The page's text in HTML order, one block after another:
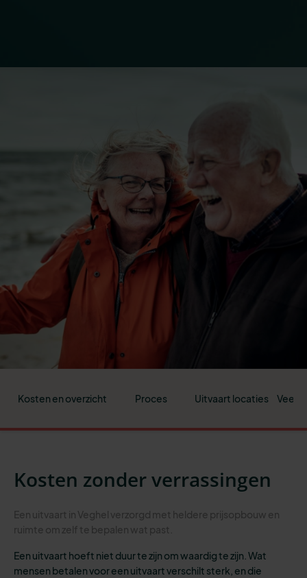
Kosten en overzicht Proces Uitvaart locaties
Kosten zonder verrassingen
Een uitvaart in Veghel verzorgd met heldere prijsopbouw en
ruimte om zelf te bepalen wat past.
Een uitvaart hoeft niet duur te zijn om waardig te zijn. Wat
mensen betalen voor een uitvaart verschilt sterk, en die